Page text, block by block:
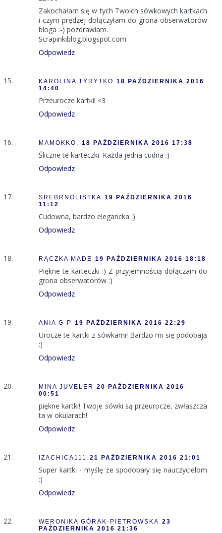
Zakochałam się w tych Twoich sówkowych kartkach
i czym prędzej dołączyłam do grona obserwatorów
bloga :-) pozdrawiam.
Scrapinkiblog.blogspot.com
Odpowiedz
KAROLINA TYRYTKO 18 PAŹDZIERNIKA 2016
14:40
Przeurocze kartki! <3
Odpowiedz
MAMOKKO. 18 PAŹDZIERNIKA 2016 17:38
Śliczne te karteczki. Każda jedna cudna :)
Odpowiedz
SREBRNOLISTKA 19 PAŹDZIERNIKA 2016
11:12
Cudowna, bardzo elegancka :)
Odpowiedz
RĄCZKA MADE 19 PAŹDZIERNIKA 2016 18:18
Piękne te karteczki :) Z przyjemnością dołączam do
grona obserwatorów :)
Odpowiedz
ANIA G-P 19 PAŹDZIERNIKA 2016 22:29
Urocze te kartki z sówkami! Bardzo mi się podobają
:)
Odpowiedz
MINA JUVELER
20 PAŹDZIERNIKA 2016
00:51
piękne kartki! Twoje sówki są przeurocze, zwłaszcza
ta w okularach!
Odpowiedz
IZACHICA111 21 PAŹDZIERNIKA 2016 21:01
Super kartki - myślę że spodobały się nauczycielom
:)
Odpowiedz
WERONIKA GÓRAK-PIETROWSKA 23
PAŹDZIERNIKA 2016 21:36